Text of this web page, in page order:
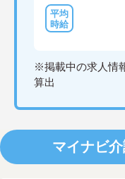
※掲載中の求人情
算出
マイナビ